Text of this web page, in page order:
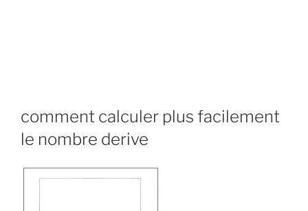
comment calculer plus facilement
le nombre derive